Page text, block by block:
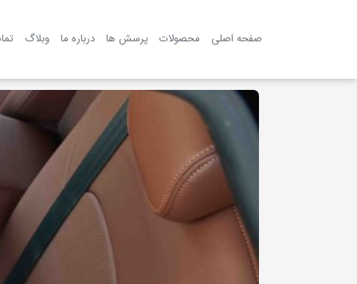
صفحه اصلی محصولات پرسش ها درباره ما وبلاگ